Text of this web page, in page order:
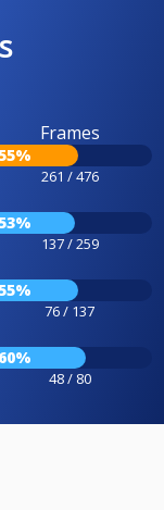
Frames
261 / 476
137 / 259
76 / 137
60%
48 / 80